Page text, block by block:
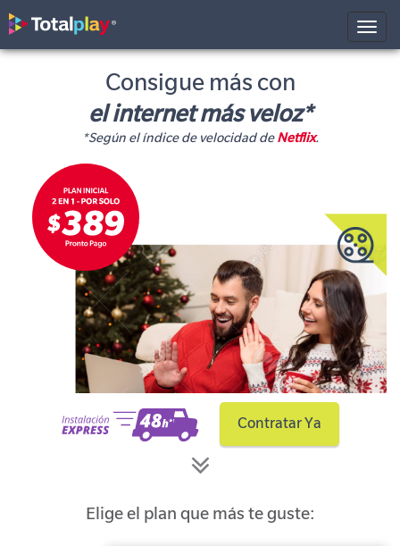
Consigue más con
el internet más veloz*
*Según el índice de velocidad deNetflix.
Contratar Ya
Elige el plan que más te guste: